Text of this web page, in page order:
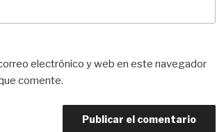
electrónico y web en este navegador
comente.